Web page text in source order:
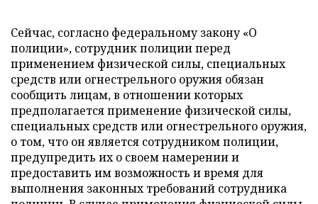
Сейчас, согласно федеральному закону «О
полиции», сотрудник полиции перед
применением физической силы, специальных
средств или огнестрельного оружия обязан
сообщить лицам, в отношении которых
предполагается применение физической силы,
специальных средств или огнестрельного оружия,
о том, что он является сотрудником полиции,
предупредить их о своем намерении и
предоставить им возможность и время для
выполнения законных требований сотрудника